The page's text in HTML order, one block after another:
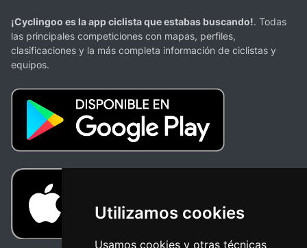
Utilizamos cookies
Usamos cookies y otras técnicas
¡Cyclingoo es la app ciclista que estabas buscando!. Todas
las principales competiciones con mapas, perfiles,
clasificaciones y la más completa información de ciclistas y
equipos.